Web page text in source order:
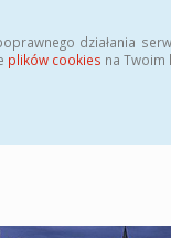
działania
plików cookies na Twoim